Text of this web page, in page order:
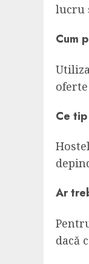
lucru
Cum
Ce
Ar
dacă